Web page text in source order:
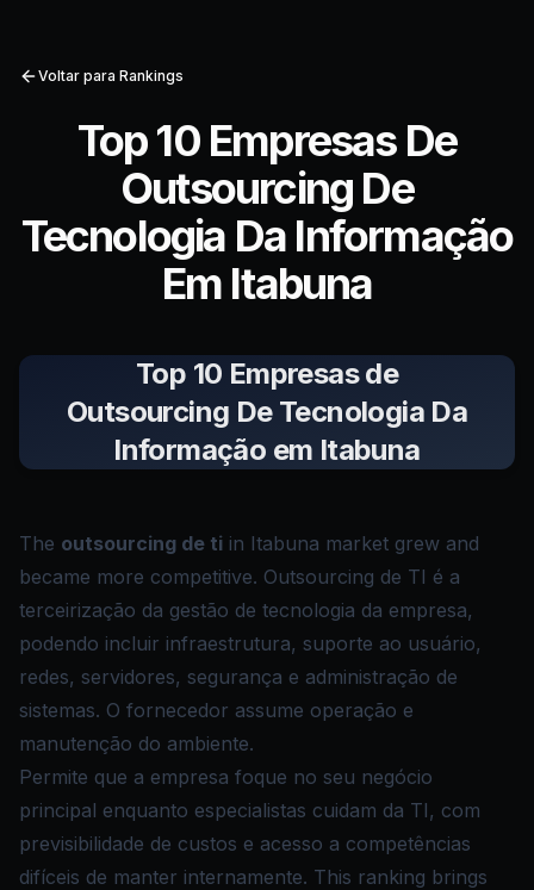
Voltar para Rankings
Top 10 Empresas De
Outsourcing De
Tecnologia Da Informação
Em Itabuna
Top 10 Empresas de
Outsourcing De Tecnologia Da
Informação em Itabuna
The outsourcing de ti in Itabuna market grew and
became more competitive. Outsourcing de TI é a
terceirização da gestão de tecnologia da empresa,
podendo incluir infraestrutura, suporte ao usuário,
redes, servidores, segurança e administração de
sistemas. O fornecedor assume operação e
manutenção do ambiente.
Permite que a empresa foque no seu negócio
principal enquanto especialistas cuidam da TI, com
previsibilidade de custos e acesso a competências
difíceis de manter internamente. This ranking brings